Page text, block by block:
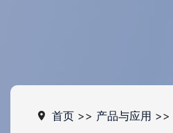
首页 >> 产品与应用 >>